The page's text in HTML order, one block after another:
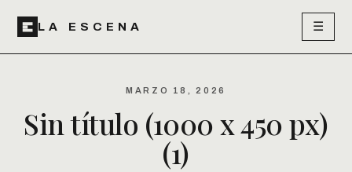
LA ESCENA ☰
MARZO 18, 2026
Sin título (1000 x 450 px)
(1)